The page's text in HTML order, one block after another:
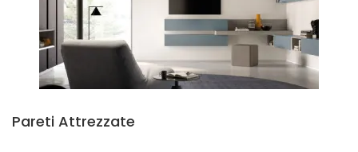
Pareti Attrezzate